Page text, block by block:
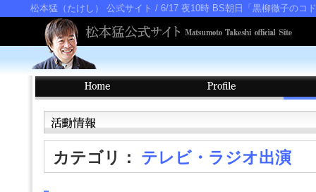
松本猛（たけし） 公式サイト / 6/17 夜10時 BS朝日「黒柳徹子のコ
カテゴリ： テレビ・ラジオ出演